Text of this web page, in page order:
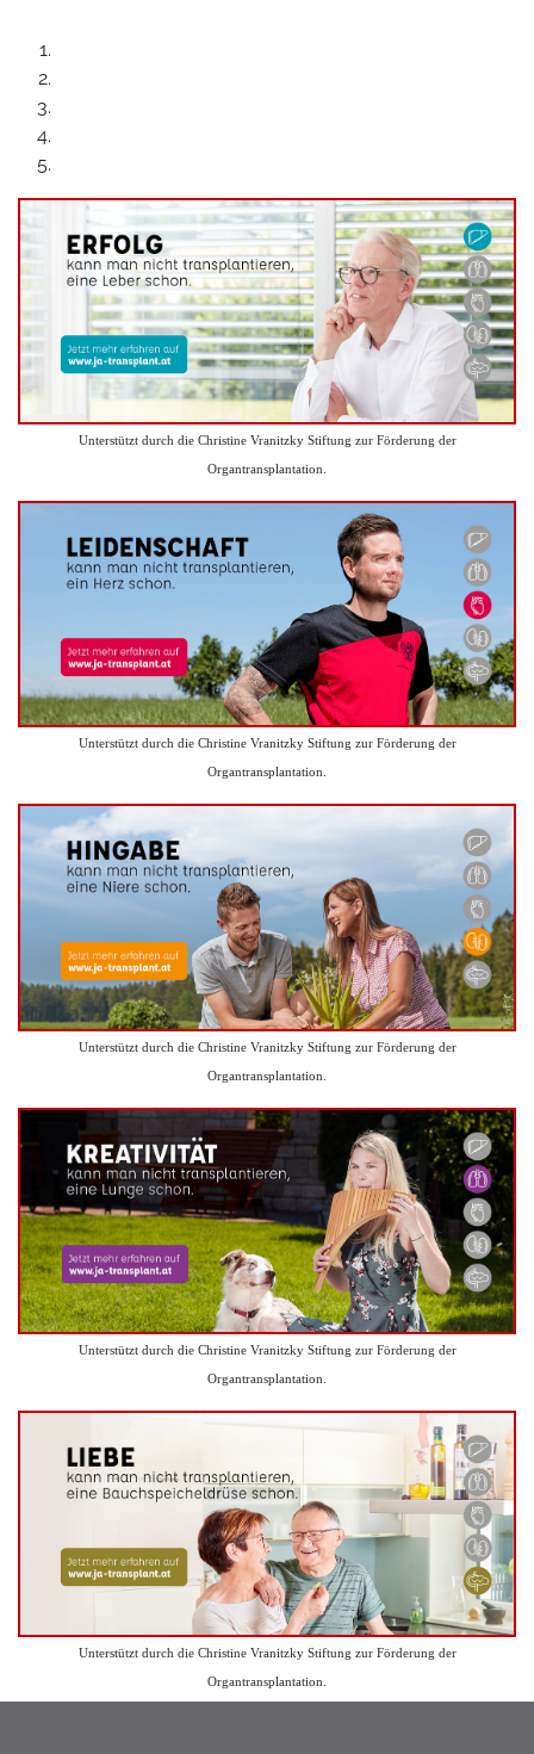
Unterstützt durch die Christine Vranitzky Stiftung zur Förderung der
Organtransplantation.
Unterstützt durch die Christine Vranitzky Stiftung zur Förderung der
Organtransplantation.
Unterstützt durch die Christine Vranitzky Stiftung zur Förderung der
Organtransplantation.
Unterstützt durch die Christine Vranitzky Stiftung zur Förderung der
Organtransplantation.
Unterstützt durch die Christine Vranitzky Stiftung zur Förderung der
Organtransplantation.